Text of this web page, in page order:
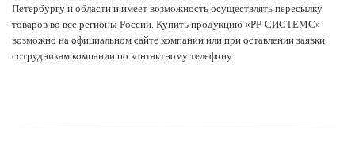
Петербургу и области и имеет возможность осуществлять пересылку
товаров во все регионы России. Купить продукцию «РР-СИСТЕМС»
возможно на официальном сайте компании или при оставлении заявки
сотрудникам компании по контактному телефону.